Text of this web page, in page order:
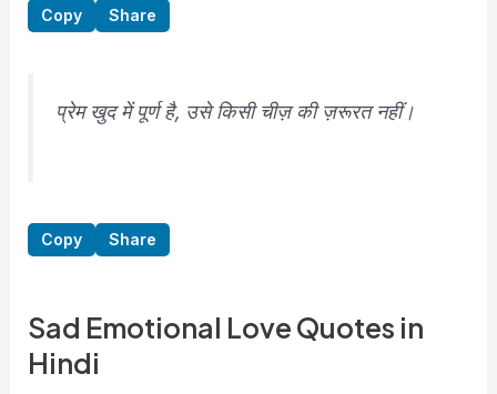
Copy Share
प्रेम खुद में पूर्ण है, उसे किसी चीज़ की ज़रूरत नहीं।
Copy Share
Sad Emotional Love Quotes in
Hindi